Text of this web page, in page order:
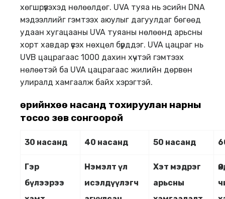
хөгшрүүлэхэд нөлөөлдөг. UVA туяа нь эсийн DNA
мэдээллийг гэмтээх аюулыг дагуулдаг бөгөөд
удаан хугацааны UVA туяаны нөлөөнд арьсны
хорт хавдар үүсэх нөхцөл бүрддэг. UVA цацраг нь
UVB цацрагаас 1000 дахин хүчтэй гэмтээх
нөлөөтэй ба UVA цацрагаас жилийн дөрвөн
улиралд хамгаалж байх хэрэгтэй.
Өөрийнхөө насанд тохируулан нарны
тосоо зөв сонгоорой
30 насанд 40 насанд 50 насанд
Гэр
бүлээрээ
Нэмэлт үл
исэлдүүлэгч
Хэт мэдрэг
арьсны